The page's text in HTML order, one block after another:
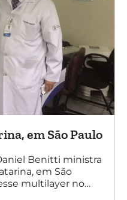
em São Paulo
Benitti ministra
em São
multilayer no